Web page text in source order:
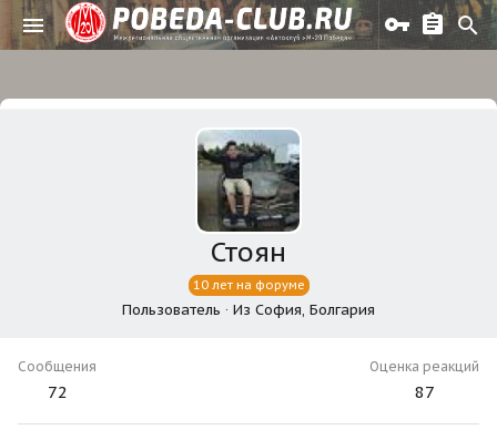
Стоян
10 лет на форуме
Пользователь · Из София, Болгария
Сообщения
72
Оценка реакций
87